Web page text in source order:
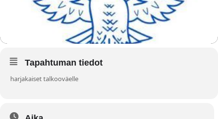
Tapahtuman tiedot
harjakaiset talkooväelle